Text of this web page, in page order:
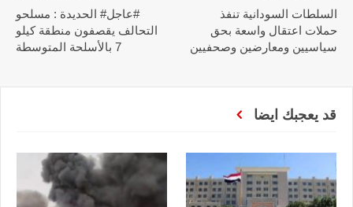
السلطات السودانية تنفذ
حملات اعتقال واسعة بحق
سياسيين ومعارضين وصحفيين
#عاجل# الحديدة : مسلحو
التحالف يقصفون منطقة كيلو
7 بالأسلحة المتوسطة
قد يعجبك ايضا